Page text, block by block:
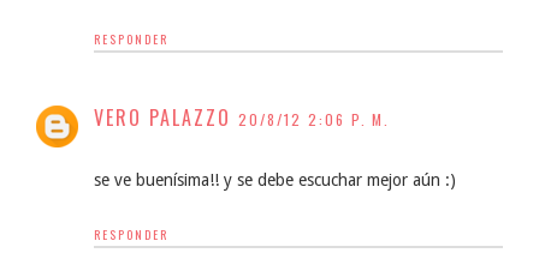
RESPONDER
VERO PALAZZO 20/8/12 2:06 P. M.
se ve buenísima!! y se debe escuchar mejor aún :)
RESPONDER